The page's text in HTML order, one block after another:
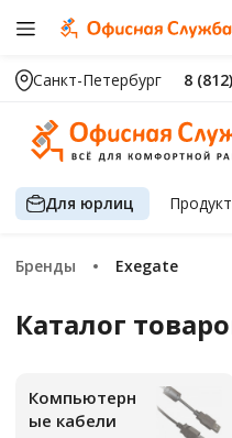
Санкт-Петербург 8
Для юрлиц
Бренды Exegate
Каталог
Компьютерн
ые кабели